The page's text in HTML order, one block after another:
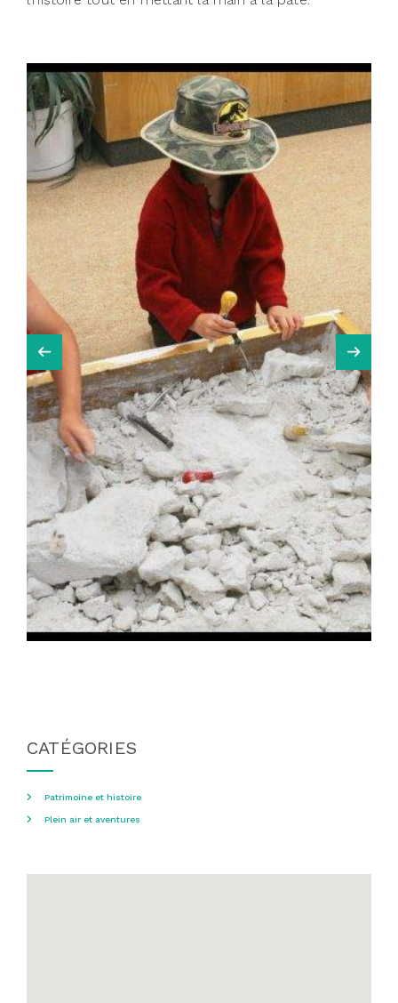
CATÉGORIES
Patrimoine et histoire
Plein air et aventures